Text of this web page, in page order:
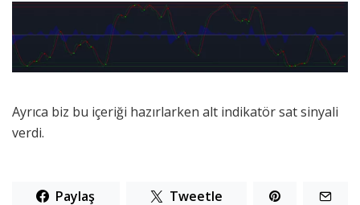
Ayrıca biz bu içeriği hazırlarken alt indikatör sat sinyali
verdi.
Paylaş Tweetle